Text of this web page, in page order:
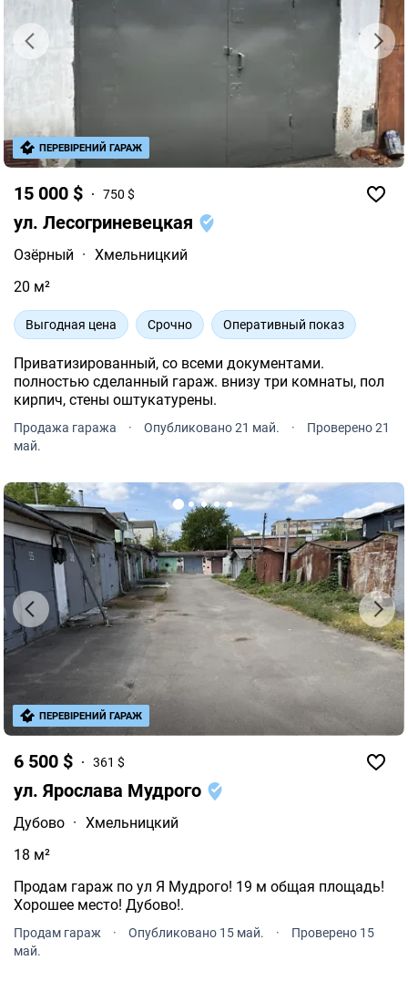
15 000 $ 750 $
ул. Лесогриневецкая
Озёрный · Хмельницкий
20 м²
Выгодная цена Срочно Оперативный показ
Приватизированный, со всеми документами.
полностью сделанный гараж. внизу три комнаты, пол
кирпич, стены оштукатурены.
Продажа гаража · Опубликовано 21 май. ·
Проверено 21
май.
ПЕРЕВІРЕНИЙ ГАРАЖ
6 500 $ 361 $
ул. Ярослава Мудрого
Дубово · Хмельницкий
18 м²
Продам гараж по ул Я Мудрого! 19 м общая площадь!
Хорошее место! Дубово!.
Продам гараж · Опубликовано 15 май. ·
Проверено 15
май.
ПЕРЕВІРЕНИЙ ГАРАЖ